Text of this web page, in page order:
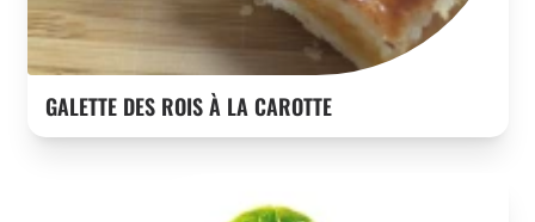
GALETTE DES ROIS À LA CAROTTE